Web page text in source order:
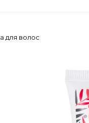
для волос